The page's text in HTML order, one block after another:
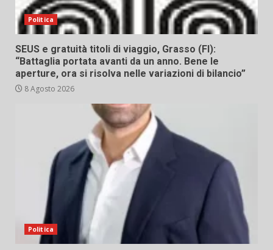
Politica
SEUS e gratuità titoli di viaggio, Grasso (FI):
“Battaglia portata avanti da un anno. Bene le
aperture, ora si risolva nelle variazioni di bilancio”
8 Agosto 2026
Politica